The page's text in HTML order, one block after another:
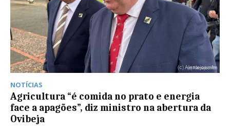
NOTÍCIAS
Agricultura “é comida no prato e energia
face a apagões”, diz ministro na abertura da
Ovibeja